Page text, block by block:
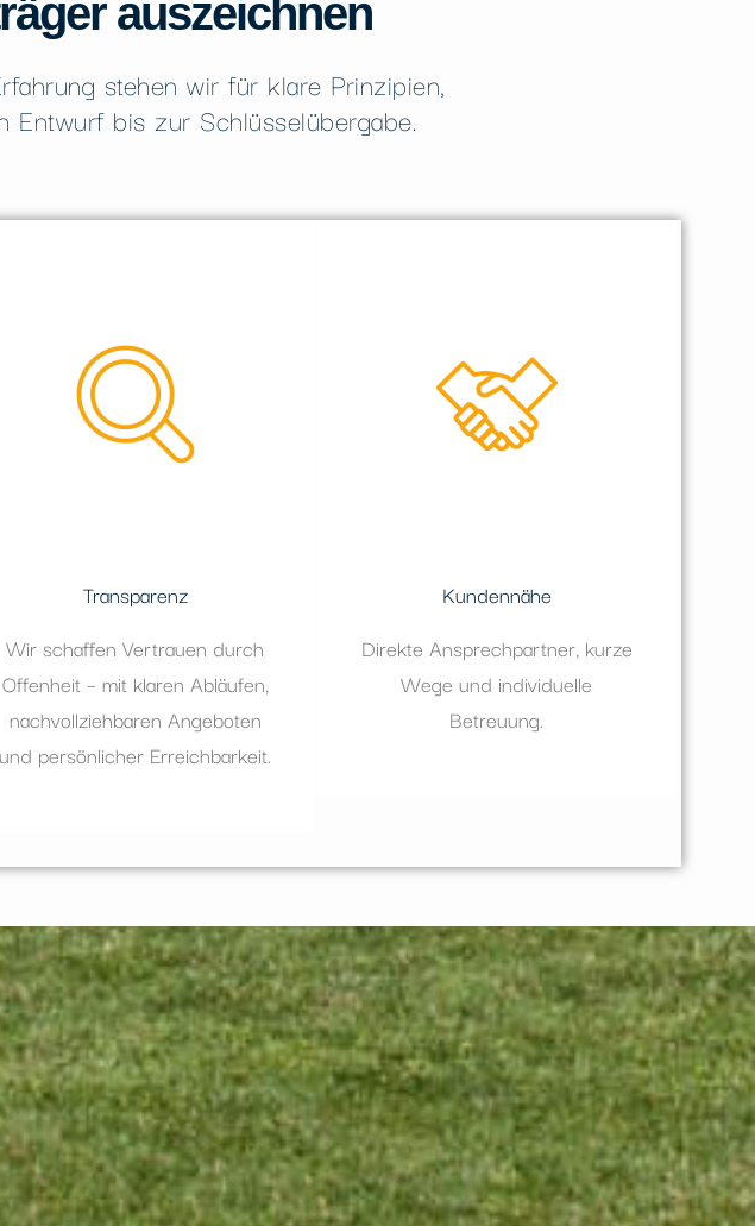
auszeichnen
stehen wir für klare Prinzipien,
bis zur Schlüsselübergabe.
Transparenz
Wir schaffen Vertrauen durch
Offenheit – mit klaren Abläufen,
nachvollziehbaren Angeboten
und persönlicher Erreichbarkeit.
Kundennähe
Direkte Ansprechpartner, kurze
Wege und individuelle
Betreuung.